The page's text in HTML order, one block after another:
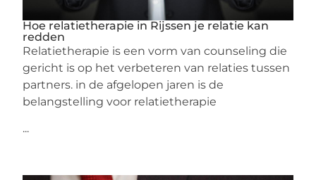
Hoe relatietherapie in Rijssen je relatie kan
redden
Relatietherapie is een vorm van counseling die
gericht is op het verbeteren van relaties tussen
partners. in de afgelopen jaren is de
belangstelling voor relatietherapie
...